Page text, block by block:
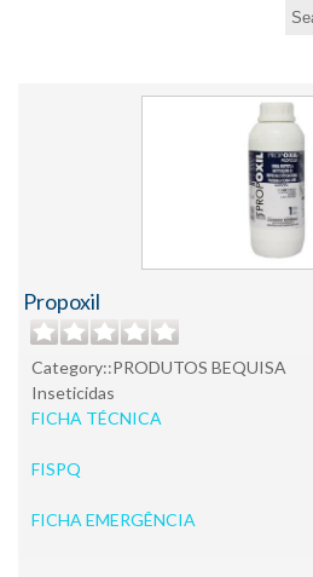
Propoxil
Category::PRODUTOS BEQUISA
Inseticidas
FICHA TÉCNICA
FISPQ
FICHA EMERGÊNCIA